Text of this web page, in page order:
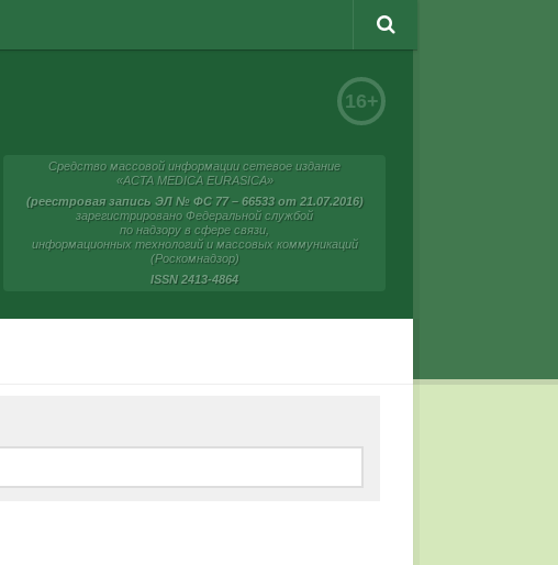
16+
Средство массовой информации сетевое издание
«ACTA MEDICA EURASICA»
(реестровая запись ЭЛ № ФС 77 – 66533 от 21.07.2016)
зарегистрировано Федеральной службой
по надзору в сфере связи,
информационных технологий и массовых коммуникаций
(Роскомнадзор)
ISSN 2413-4864